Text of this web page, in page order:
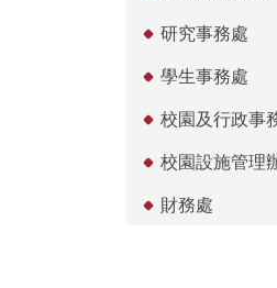
研究事務處
學生事務處
校園及行政事
校園設施管理
財務處